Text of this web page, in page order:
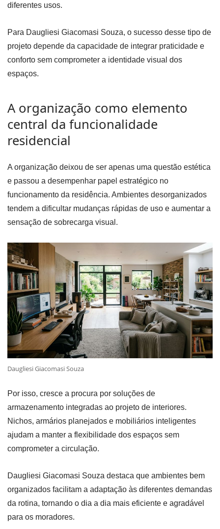
diferentes usos.
Para Daugliesi Giacomasi Souza, o sucesso desse tipo de
projeto depende da capacidade de integrar praticidade e
conforto sem comprometer a identidade visual dos
espaços.
A organização como elemento
central da funcionalidade
residencial
A organização deixou de ser apenas uma questão estética
e passou a desempenhar papel estratégico no
funcionamento da residência. Ambientes desorganizados
tendem a dificultar mudanças rápidas de uso e aumentar a
sensação de sobrecarga visual.
Daugliesi Giacomasi Souza
Por isso, cresce a procura por soluções de
armazenamento integradas ao projeto de interiores.
Nichos, armários planejados e mobiliários inteligentes
ajudam a manter a flexibilidade dos espaços sem
comprometer a circulação.
Daugliesi Giacomasi Souza destaca que ambientes bem
organizados facilitam a adaptação às diferentes demandas
da rotina, tornando o dia a dia mais eficiente e agradável
para os moradores.